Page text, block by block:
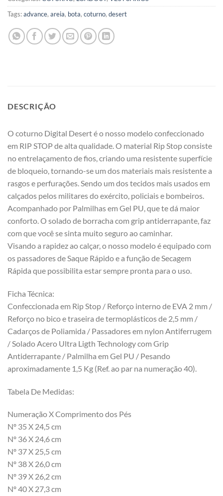
Tags:advance, areia, bota, coturno, desert
DESCRIÇÃO
O coturno Digital Desert é o nosso modelo confeccionado
em RIP STOP de alta qualidade. O material Rip Stop consiste
no entrelaçamento de fios, criando uma resistente superfície
de bloqueio, tornando-se um dos materiais mais resistente a
rasgos e perfurações. Sendo um dos tecidos mais usados em
calçados pelos militares do exército, policiais e bombeiros.
Acompanhado por Palmilhas em Gel PU, que te dá maior
conforto. O solado de borracha com grip antiderrapante, faz
com que você se sinta muito seguro ao caminhar.
Visando a rapidez ao calçar, o nosso modelo é equipado com
os passadores de Saque Rápido e a função de Secagem
Rápida que possibilita estar sempre pronta para o uso.
Ficha Técnica:
Confeccionada em Rip Stop / Reforço interno de EVA 2 mm /
Reforço no bico e traseira de termoplásticos de 2,5 mm /
Cadarços de Poliamida / Passadores em nylon Antiferrugem
/ Solado Acero Ultra Ligth Technology com Grip
Antiderrapante / Palmilha em Gel PU / Pesando
aproximadamente 1,5 Kg (Ref. ao par na numeração 40).
Tabela De Medidas:
Numeração X Comprimento dos Pés
Nº 35 X 24,5 cm
Nº 36 X 24,6 cm
Nº 37 X 25,5 cm
Nº 38 X 26,0 cm
Nº 39 X 26,2 cm
Nº 40 X 27,3 cm